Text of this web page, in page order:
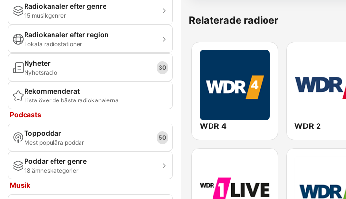
Radiokanaler efter genre
15 musikgenrer
Radiokanaler efter region
Lokala radiostationer
Nyheter
Nyhetsradio
30
Rekommenderat
Lista över de bästa radiokanalerna
Podcasts
Toppoddar
Mest populära poddar
50
Poddar efter genre
18 ämneskategorier
Musik
Relaterade radioer
WDR 4 WDR 2